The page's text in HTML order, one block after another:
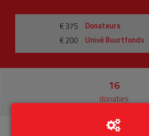
€ 375
Donateurs
€ 200
Univé Buurtfonds
16
donaties